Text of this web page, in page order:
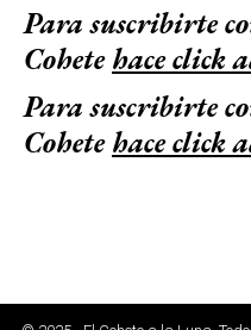
Para suscribirte
Cohetehace click
Para suscribirte
Cohetehace click